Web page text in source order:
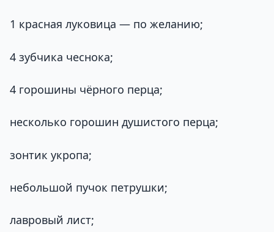
1 красная луковица — по желанию;
4 зубчика чеснока;
4 горошины чёрного перца;
несколько горошин душистого перца;
зонтик укропа;
небольшой пучок петрушки;
лавровый лист;